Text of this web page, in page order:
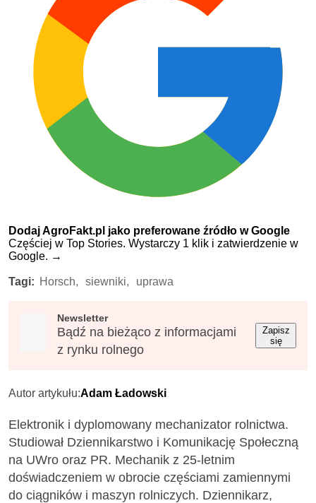
Dodaj AgroFakt.pl jako preferowane źródło w Google
Częściej w Top Stories. Wystarczy 1 klik i zatwierdzenie w
Google. →
Tagi: Horsch, siewniki, uprawa
Newsletter
Bądź na bieżąco z informacjami
z rynku rolnego
Zapisz
się
Autor artykułu:Adam Ładowski
Elektronik i dyplomowany mechanizator rolnictwa.
Studiował Dziennikarstwo i Komunikację Społeczną
na UWro oraz PR. Mechanik z 25-letnim
doświadczeniem w obrocie częściami zamiennymi
do ciągników i maszyn rolniczych. Dziennikarz,